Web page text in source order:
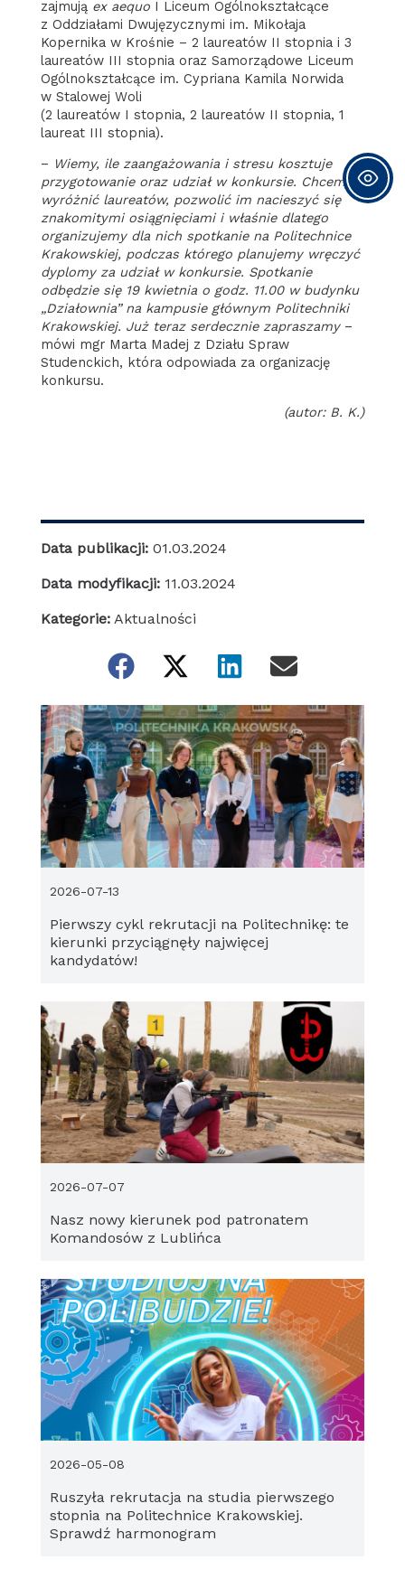
zajmują ex aequoI Liceum Ogólnokształcące
z Oddziałami Dwujęzycznymi im. Mikołaja
Kopernika w Krośnie – 2 laureatów II stopnia i 3
laureatów III stopnia oraz Samorządowe Liceum
Ogólnokształcące im. Cypriana Kamila Norwida
w Stalowej Woli
(2 laureatów I stopnia, 2 laureatów II stopnia, 1
laureat III stopnia).
– Wiemy, ile zaangażowania i stresu kosztuje
przygotowanie oraz udział w konkursie. Chcemy
wyróżnić laureatów, pozwolić im nacieszyć się
znakomitymi osiągnięciami i właśnie dlatego
organizujemy dla nich spotkanie na Politechnice
Krakowskiej, podczas którego planujemy wręczyć
dyplomy za udział w konkursie. Spotkanie
odbędzie się 19 kwietnia o godz. 11.00 w budynku
„Działownia” na kampusie głównym Politechniki
Krakowskiej. Już teraz serdecznie zapraszamy–
mówi mgr Marta Madej z Działu Spraw
Studenckich, która odpowiada za organizację
konkursu.
(autor: B. K.)
Data publikacji: 01.03.2024
Data modyfikacji: 11.03.2024
Kategorie: Aktualności
Pierwszy cykl rekrutacji na Politechnikę: te
kierunki przyciągnęły najwięcej
kandydatów!
2026-07-13
Nasz nowy kierunek pod patronatem
Komandosów z Lublińca
2026-07-07
Ruszyła rekrutacja na studia pierwszego
stopnia na Politechnice Krakowskiej.
Sprawdź harmonogram
2026-05-08